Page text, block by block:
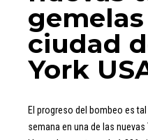
ciudad
York
El progreso del bombeo es
semana en una de las nuevas